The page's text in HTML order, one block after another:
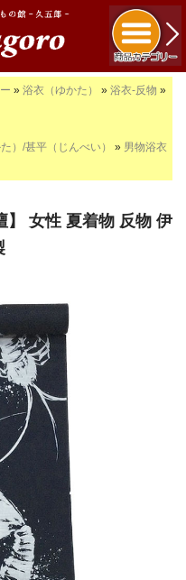
» 浴衣（ゆかた） » 浴衣-反物 »
）/甚平（じんべい） » 男物浴衣
】 女性 夏着物 反物 伊